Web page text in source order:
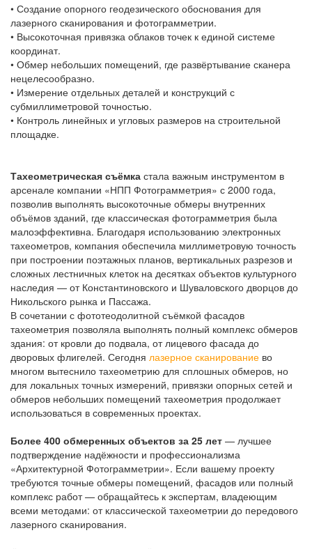
• Создание опорного геодезического обоснования для
лазерного сканирования и фотограмметрии.
• Высокоточная привязка облаков точек к единой системе
координат.
• Обмер небольших помещений, где развёртывание сканера
нецелесообразно.
• Измерение отдельных деталей и конструкций с
субмиллиметровой точностью.
• Контроль линейных и угловых размеров на строительной
площадке.
Тахеометрическая съёмка стала важным инструментом в
арсенале компании «НПП Фотограмметрия» с 2000 года,
позволив выполнять высокоточные обмеры внутренних
объёмов зданий, где классическая фотограмметрия была
малоэффективна. Благодаря использованию электронных
тахеометров, компания обеспечила миллиметровую точность
при построении поэтажных планов, вертикальных разрезов и
сложных лестничных клеток на десятках объектов культурного
наследия — от Константиновского и Шуваловского дворцов до
Никольского рынка и Пассажа.
В сочетании с фототеодолитной съёмкой фасадов
тахеометрия позволяла выполнять полный комплекс обмеров
здания: от кровли до подвала, от лицевого фасада до
дворовых флигелей. Сегодня лазерное сканирование во
многом вытеснило тахеометрию для сплошных обмеров, но
для локальных точных измерений, привязки опорных сетей и
обмеров небольших помещений тахеометрия продолжает
использоваться в современных проектах.
Более 400 обмеренных объектов за 25 лет — лучшее
подтверждение надёжности и профессионализма
«Архитектурной Фотограмметрии». Если вашему проекту
требуются точные обмеры помещений, фасадов или полный
комплекс работ — обращайтесь к экспертам, владеющим
всеми методами: от классической тахеометрии до передового
лазерного сканирования.